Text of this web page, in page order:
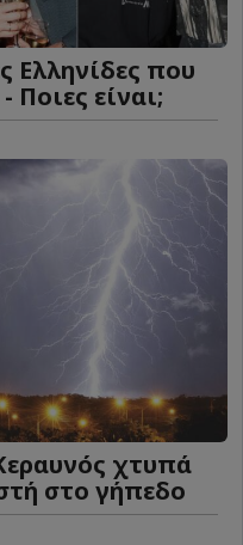
Ελληνίδες που
Ποιες είναι;
χτυπά
στο γήπεδο